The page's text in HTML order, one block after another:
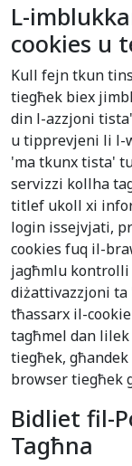
L-
cookies u
Kull fejn tkun
tiegħek biex
din l-azzjoni
u tipprevjeni li l-
'ma tkunx tista'
servizzi kollha
titlef ukoll xi
login issejvjati,
cookies fuq il-
jagħmlu
diżattivazzjoni ta
tħassarx il-
tagħmel dan
tiegħek,
browser tiegħek
Bidliet fil-
Tagħna